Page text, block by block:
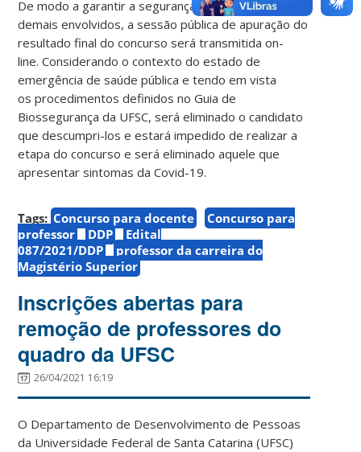
De modo a garantir a segurança dos candidatos e
demais envolvidos, a sessão pública de apuração do
resultado final do concurso será transmitida on-
line. Considerando o contexto do estado de
emergência de saúde pública e tendo em vista
os procedimentos definidos no Guia de
Biossegurança da UFSC, será eliminado o candidato
que descumpri-los e estará impedido de realizar a
etapa do concurso e será eliminado aquele que
apresentar sintomas da Covid-19.
Tags: Concurso para docente
Concurso para
professor
DDP
Edital
087/2021/DDP
professor da carreira do
Magistério Superior
Inscrições abertas para
remoção de professores do
quadro da UFSC
26/04/2021 16:19
O Departamento de Desenvolvimento de Pessoas
da Universidade Federal de Santa Catarina (UFSC)